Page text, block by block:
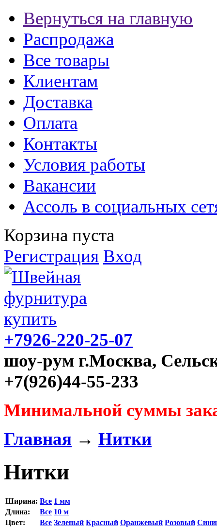
Вернуться на главную
Распродажа
Все товары
Клиентам
Доставка
Оплата
Контакты
Условия работы
Вакансии
Ассоль в социальных
Корзина пуста
Регистрация Вход
+7926-220-25-07
шоу-рум г.Москва,
+7(926)44-55-233
Минимальной суммы
Главная → Нитки
Нитки
Ширина: Все 1 мм
Длина:
Все 10 м
Цвет:
Все Зеленый Красный Оранжевый Розовый